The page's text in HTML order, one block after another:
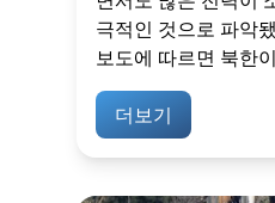
극적인 것으로 파악
보도에 따르면 북한
더보기